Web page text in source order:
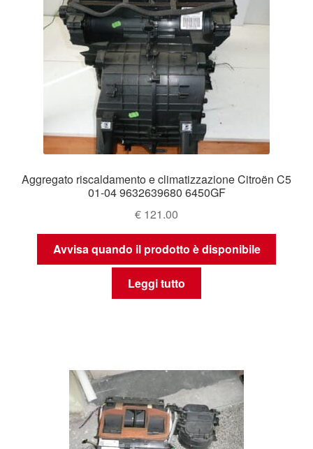
Aggregato riscaldamento e climatizzazione Citroën C5
01-04 9632639680 6450GF
€ 121.00
Avvisa quando il prodotto è disponibile
Leggi tutto